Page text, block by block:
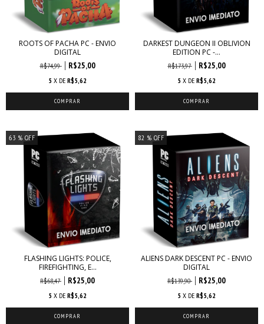
ROOTS OF PACHA PC - ENVIO
DIGITAL
R$74,99 R$25,00
5 X DE R$5,62
DARKEST DUNGEON II OBLIVION
EDITION PC -...
R$173,97 R$25,00
5 X DE R$5,62
63 % OFF
FLASHING LIGHTS: POLICE,
FIREFIGHTING, E...
R$68,47 R$25,00
5 X DE R$5,62
82 % OFF
ALIENS DARK DESCENT PC - ENVIO
DIGITAL
R$139,90 R$25,00
5 X DE R$5,62